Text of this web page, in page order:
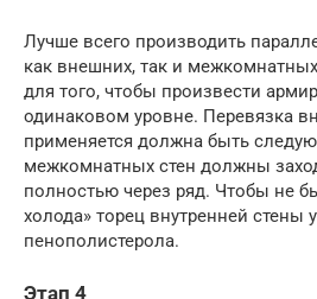
Лучше всего производить
как внешних, так и
для того, чтобы произвести
одинаковом уровне. Перевязка
применяется должна быть
межкомнатных стен должны
полностью через ряд. Чтобы не
холода» торец внутренней стены
пенополистерола.
Этап 4